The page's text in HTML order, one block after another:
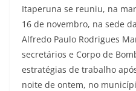
Itaperuna se reuniu, na
16 de novembro, na sede
Alfredo Paulo Rodrigues
secretários e Corpo de
estratégias de trabalho
noite de ontem, no